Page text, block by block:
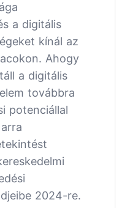
a digitális
kínál az
Ahogy
a digitális
továbbra
potenciállal
2024-re.